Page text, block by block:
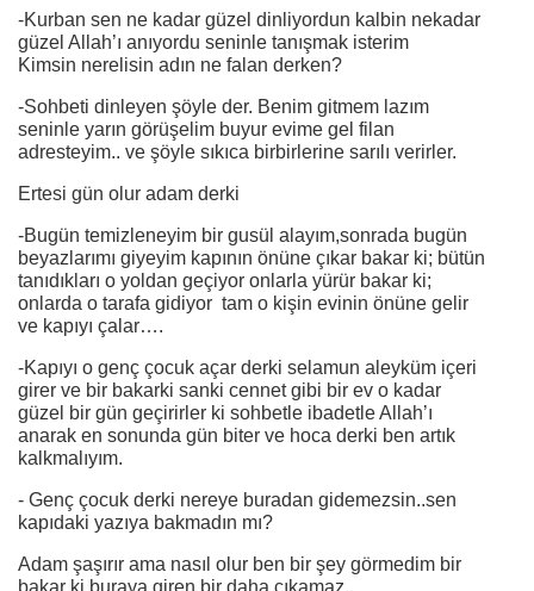
-Kurban sen ne kadar güzel dinliyordun kalbin nekadar
güzel Allah’ı anıyordu seninle tanışmak isterim
Kimsin nerelisin adın ne falan derken?
-Sohbeti dinleyen şöyle der. Benim gitmem lazım
seninle yarın görüşelim buyur evime gel filan
adresteyim.. ve şöyle sıkıca birbirlerine sarılı verirler.
Ertesi gün olur adam derki
-Bugün temizleneyim bir gusül alayım,sonrada bugün
beyazlarımı giyeyim kapının önüne çıkar bakar ki; bütün
tanıdıkları o yoldan geçiyor onlarla yürür bakar ki;
onlarda o tarafa gidiyor tam o kişin evinin önüne gelir
ve kapıyı çalar….
-Kapıyı o genç çocuk açar derki selamun aleyküm içeri
girer ve bir bakarki sanki cennet gibi bir ev o kadar
güzel bir gün geçirirler ki sohbetle ibadetle Allah’ı
anarak en sonunda gün biter ve hoca derki ben artık
kalkmalıyım.
- Genç çocuk derki nereye buradan gidemezsin..sen
kapıdaki yazıya bakmadın mı?
Adam şaşırır ama nasıl olur ben bir şey görmedim bir